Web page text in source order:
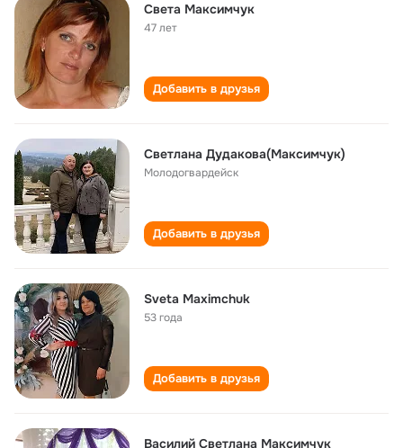
Света Максимчук
47 лет
Добавить в друзья
Светлана Дудакова(Максимчук)
Молодогвардейск
Добавить в друзья
Sveta Maximchuk
53 года
Добавить в друзья
Василий Светлана Максимчук